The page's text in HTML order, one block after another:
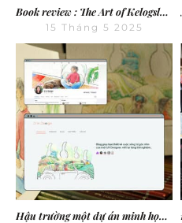
Book review : The Art of Kelogsloops – From Sketch to Finish
15 Tháng 5 2025
Hậu trường một dự án minh họa khách hàng: Cuộc phiêu lưu sáng tạo với D in Design